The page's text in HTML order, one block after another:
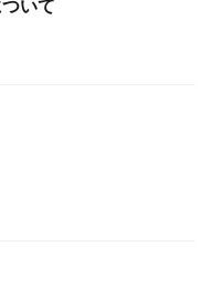
いて